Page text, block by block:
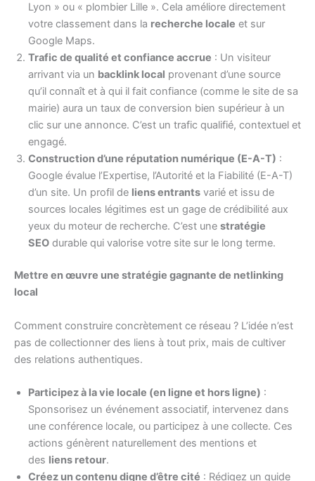
Lyon » ou « plombier Lille ». Cela améliore directement
votre classement dans la recherche locale et sur
Google Maps.
Trafic de qualité et confiance accrue : Un visiteur
arrivant via un backlink local provenant d’une source
qu’il connaît et à qui il fait confiance (comme le site de sa
mairie) aura un taux de conversion bien supérieur à un
clic sur une annonce. C’est un trafic qualifié, contextuel et
engagé.
Construction d’une réputation numérique (E-A-T) :
Google évalue l’Expertise, l’Autorité et la Fiabilité (E-A-T)
d’un site. Un profil de liens entrants varié et issu de
sources locales légitimes est un gage de crédibilité aux
yeux du moteur de recherche. C’est une stratégie
SEO durable qui valorise votre site sur le long terme.
Mettre en œuvre une stratégie gagnante de netlinking
local
Comment construire concrètement ce réseau ? L’idée n’est
pas de collectionner des liens à tout prix, mais de cultiver
des relations authentiques.
Participez à la vie locale (en ligne et hors ligne) :
Sponsorisez un événement associatif, intervenez dans
une conférence locale, ou participez à une collecte. Ces
actions génèrent naturellement des mentions et
des liens retour.
Créez un contenu digne d’être cité : Rédigez un guide